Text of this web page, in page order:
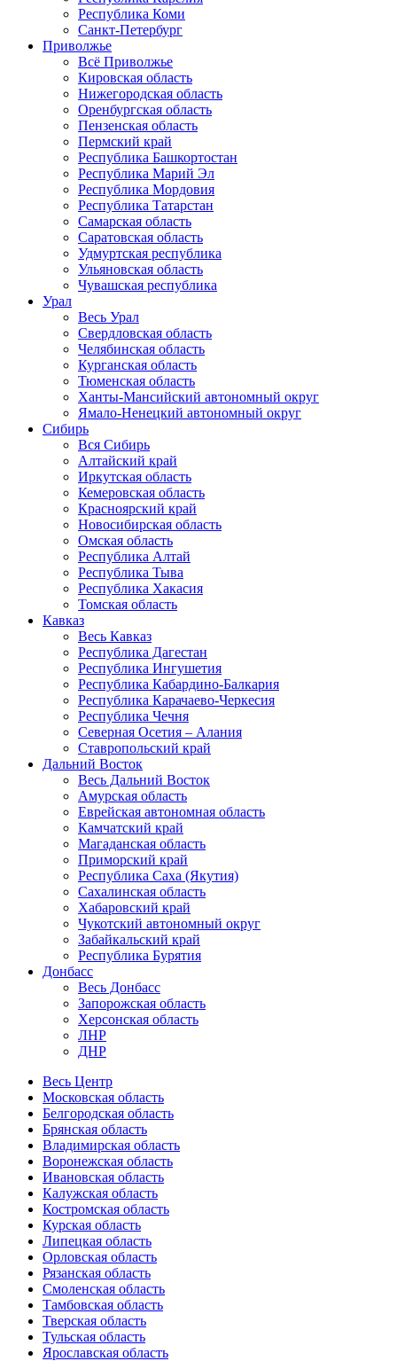
Республика Коми
Санкт-Петербург
Приволжье
Всё Приволжье
Кировская область
Нижегородская область
Оренбургская область
Пензенская область
Пермский край
Республика Башкортостан
Республика Марий Эл
Республика Мордовия
Республика Татарстан
Самарская область
Саратовская область
Удмуртская республика
Ульяновская область
Чувашская республика
Урал
Весь Урал
Свердловская область
Челябинская область
Курганская область
Тюменская область
Ханты-Мансийский автономный округ
Ямало-Ненецкий автономный округ
Сибирь
Вся Сибирь
Алтайский край
Иркутская область
Кемеровская область
Красноярский край
Новосибирская область
Омская область
Республика Алтай
Республика Тыва
Республика Хакасия
Томская область
Кавказ
Весь Кавказ
Республика Дагестан
Республика Ингушетия
Республика Кабардино-Балкария
Республика Карачаево-Черкесия
Республика Чечня
Северная Осетия – Алания
Ставропольский край
Дальний Восток
Весь Дальний Восток
Амурская область
Еврейская автономная область
Камчатский край
Магаданская область
Приморский край
Республика Саха (Якутия)
Сахалинская область
Хабаровский край
Чукотский автономный округ
Забайкальский край
Республика Бурятия
Донбасс
Весь Донбасс
Запорожская область
Херсонская область
ЛНР
ДНР
Весь Центр
Московская область
Белгородская область
Брянская область
Владимирская область
Воронежская область
Ивановская область
Калужская область
Костромская область
Курская область
Липецкая область
Орловская область
Рязанская область
Смоленская область
Тамбовская область
Тверская область
Тульская область
Ярославская область